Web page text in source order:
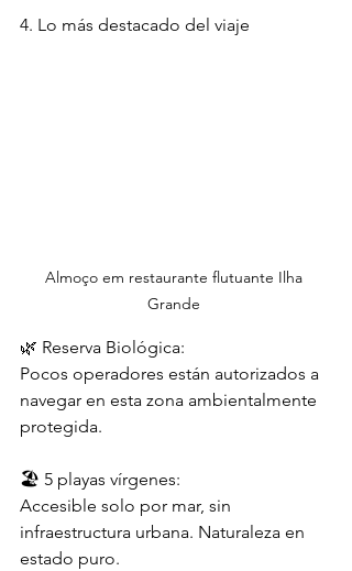
4. Lo más destacado del viaje
Almoço em restaurante flutuante Ilha
Grande
🌿 Reserva Biológica:
Pocos operadores están autorizados a
navegar en esta zona ambientalmente
protegida.
🏖️ 5 playas vírgenes:
Accesible solo por mar, sin
infraestructura urbana. Naturaleza en
estado puro.